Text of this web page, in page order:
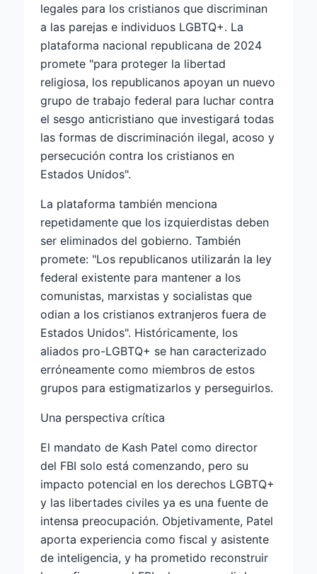
legales para los cristianos que discriminan
a las parejas e individuos LGBTQ+. La
plataforma nacional republicana de 2024
promete "para proteger la libertad
religiosa, los republicanos apoyan un nuevo
grupo de trabajo federal para luchar contra
el sesgo anticristiano que investigará todas
las formas de discriminación ilegal, acoso y
persecución contra los cristianos en
Estados Unidos".
La plataforma también menciona
repetidamente que los izquierdistas deben
ser eliminados del gobierno. También
promete: "Los republicanos utilizarán la ley
federal existente para mantener a los
comunistas, marxistas y socialistas que
odian a los cristianos extranjeros fuera de
Estados Unidos". Históricamente, los
aliados pro-LGBTQ+ se han caracterizado
erróneamente como miembros de estos
grupos para estigmatizarlos y perseguirlos.
Una perspectiva crítica
El mandato de Kash Patel como director
del FBI solo está comenzando, pero su
impacto potencial en los derechos LGBTQ+
y las libertades civiles ya es una fuente de
intensa preocupación. Objetivamente, Patel
aporta experiencia como fiscal y asistente
de inteligencia, y ha prometido reconstruir